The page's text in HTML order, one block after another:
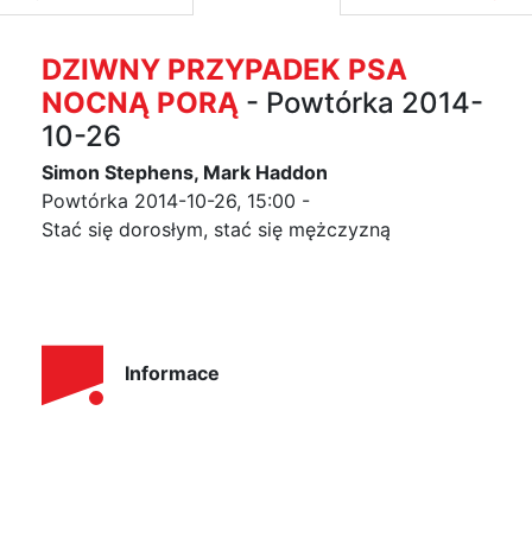
DZIWNY PRZYPADEK PSA
NOCNĄ PORĄ - Powtórka 2014-
10-26
Simon Stephens, Mark Haddon
Powtórka 2014-10-26, 15:00 -
Stać się dorosłym, stać się mężczyzną
Informace